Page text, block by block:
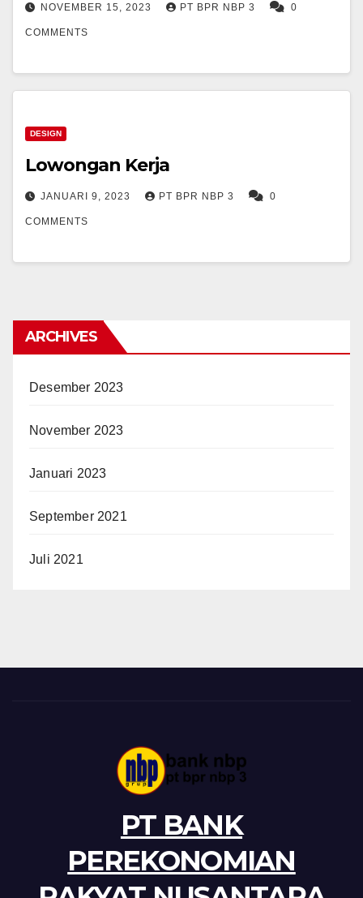
NOVEMBER 15, 2023 PT BPR NBP 3 0
COMMENTS
DESIGN
Lowongan Kerja
JANUARI 9, 2023 PT BPR NBP 3 0
COMMENTS
ARCHIVES
Desember 2023
November 2023
Januari 2023
September 2021
Juli 2021
PT BANK
PEREKONOMIAN